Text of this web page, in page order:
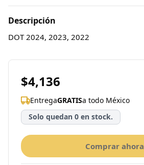
Descripción
DOT 2024, 2023, 2022
$4,136
EntregaGRATISa todo México
Solo quedan 0 en stock.
Comprar ahora